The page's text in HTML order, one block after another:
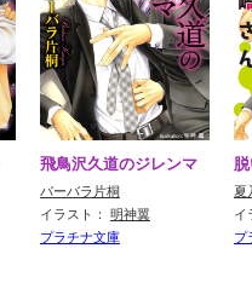
飛鳥沢久道のジレンマ
バーバラ片桐
イラスト： 明神翼
プラチナ文庫
夏
イ
プ